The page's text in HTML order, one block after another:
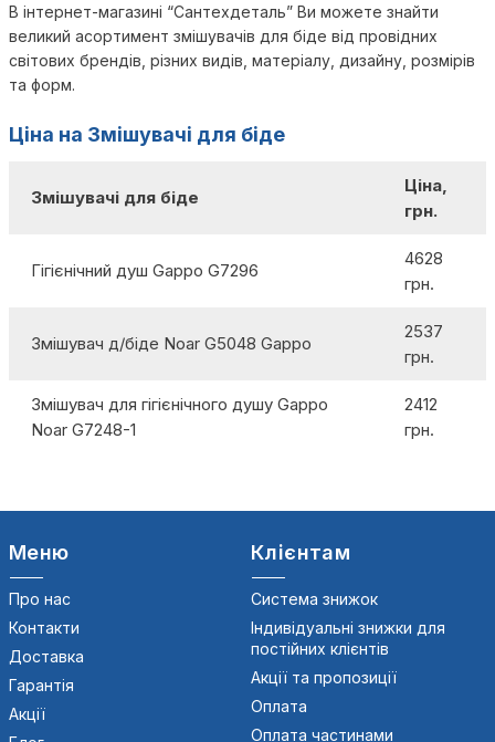
В інтернет-магазині “Сантехдеталь” Ви можете знайти
великий асортимент змішувачів для біде від провідних
світових брендів, різних видів, матеріалу, дизайну, розмірів
та форм.
Ціна на Змішувачі для біде
Змішувачі для біде
Ціна,
грн.
Гігієнічний душ Gappo G7296
4628
грн.
Змішувач д/біде Noar G5048 Gappo
2537
грн.
Змішувач для гігієнічного душу Gappo
Noar G7248-1
2412
грн.
Меню
Про нас
Контакти
Доставка
Гарантія
Акції
Клієнтам
Система знижок
Індивідуальні знижки для
постійних клієнтів
Акції та пропозиції
Оплата
Оплата частинами